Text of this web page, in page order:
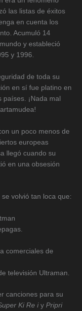
las listas de éxitos
en cuenta los
Acumuló 14
y estableció
y 1996.
de toda su
en sí fue platino en
países. ¡Nada mal
un poco menos de
europeas
llegó cuando su
en una obsesión
volvió tan loca que:
comerciales de
televisión Ultraman.
canciones para su
Ki Re i y Pripri